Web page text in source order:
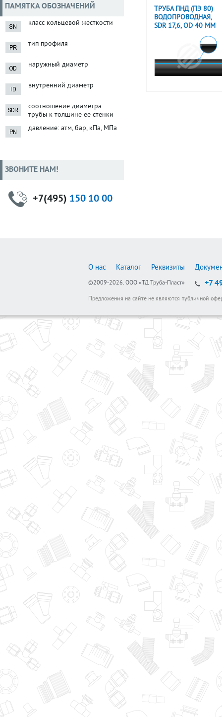
ТРУБА ПНД (ПЭ 80)
ВОДОПРОВОДНАЯ,
SDR 17,6, OD 40 ММ
ПАМЯТКА ОБОЗНАЧЕНИЙ
класс кольцевой жесткости
тип профиля
наружный диаметр
внутренний диаметр
соотношение диаметра
трубы к толщине ее стенки
давление: атм, бар, кПа, МПа
ЗВОНИТЕ НАМ!
+7(495) 150 10 00
О нас Каталог Реквизиты
©2009-2026. ООО «ТД Труба-Пласт» +7
Предложения на сайте не являются публичной